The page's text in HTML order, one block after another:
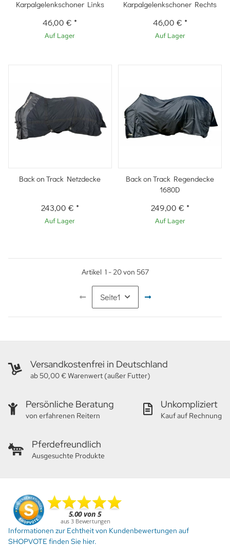
Karpalgelenkschoner Links
46,00 €*
Auf Lager
Karpalgelenkschoner Rechts
46,00 € *
Auf Lager
Back on Track Netzdecke
243,00 € *
Auf Lager
Back on Track Regendecke
1680D
249,00 € *
Auf Lager
Artikel 1- 20von 567
Seite1
Versandkostenfrei in Deutschland
ab 50,00 € Warenwert (außer Futter)
Persönliche Beratung
von erfahrenen Reitern
Unkompliziert
Kauf auf Rechnung
Pferdefreundlich
Ausgesuchte Produkte
Informationen zur Echtheit von Kundenbewertungen auf
SHOPVOTE finden Sie hier.